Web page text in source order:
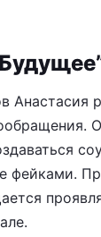
Анастасия
фейками.